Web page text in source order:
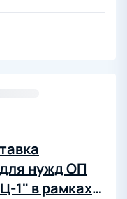
нужд ОП
1" в рамках